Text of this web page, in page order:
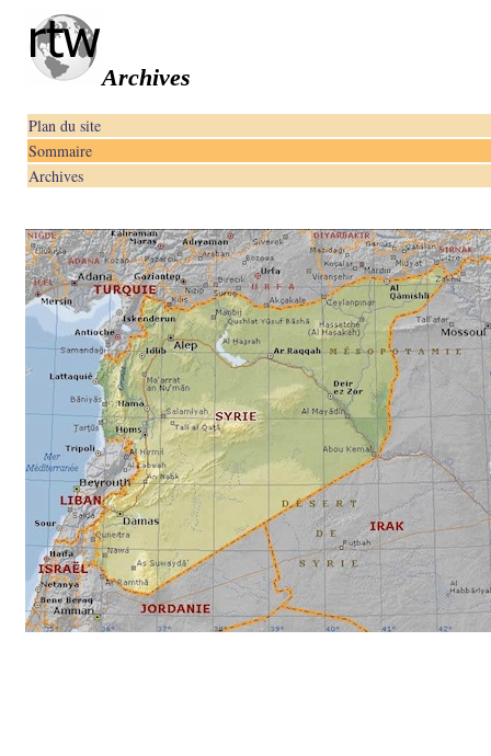
Archives
Plan du site
Sommaire
Archives